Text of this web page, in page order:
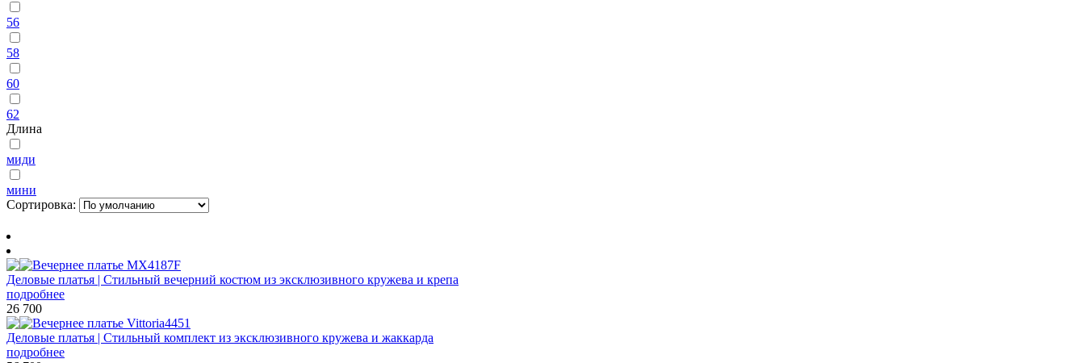
56
58
60
62
Длина
миди
мини
Сортировка:
Деловые платья | Стильный вечерний костюм из эксклюзивного кружева и крепа
подробнее
26 700
Деловые платья | Стильный комплект из эксклюзивного кружева и жаккарда
подробнее